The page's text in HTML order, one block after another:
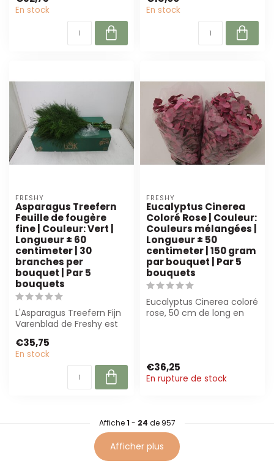
En stock En stock
FRESHY
Asparagus Treefern
Feuille de fougère
fine | Couleur: Vert |
Longueur ± 60
centimeter | 30
branches per
bouquet | Par 5
bouquets
L'Asparagus Treefern Fijn
Varenblad de Freshy est
vert natu...
€35,75
En stock
FRESHY
Eucalyptus Cinerea
Coloré Rose | Couleur:
Couleurs mélangées |
Longueur ± 50
centimeter | 150 gram
par bouquet | Par 5
bouquets
Eucalyptus Cinerea coloré
rose, 50 cm de long en
€36,25
En rupture de stock
Affiche1 - 24 de 957
Afficher plus